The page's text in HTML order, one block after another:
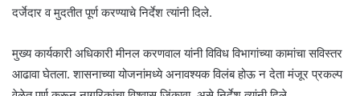
दर्जेदार व मुदतीत पूर्ण करण्याचे निर्देश त्यांनी दिले.
मुख्य कार्यकारी अधिकारी मीनल करणवाल यांनी विविध विभागांच्या कामांचा सविस्तर
आढावा घेतला. शासनाच्या योजनांमध्ये अनावश्यक विलंब होऊ न देता मंजूर प्रकल्प